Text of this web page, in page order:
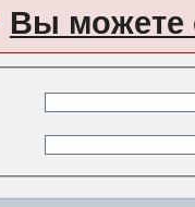
Вы можете